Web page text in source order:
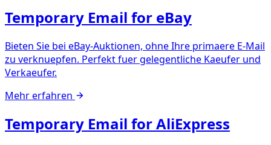
Temporary Email for eBay
Bieten Sie bei eBay-Auktionen, ohne Ihre primaere E-Mail
zu verknuepfen. Perfekt fuer gelegentliche Kaeufer und
Verkaeufer.
Mehr erfahren
Temporary Email for AliExpress